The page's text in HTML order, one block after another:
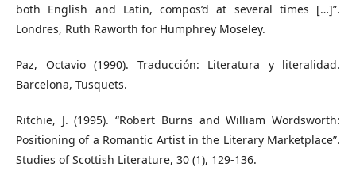
both English and Latin, compos’d at several times […]”.
Londres, Ruth Raworth for Humphrey Moseley.
Paz, Octavio (1990). Traducción: Literatura y literalidad.
Barcelona, Tusquets.
Ritchie, J. (1995). “Robert Burns and William Wordsworth:
Positioning of a Romantic Artist in the Literary Marketplace”.
Studies of Scottish Literature, 30 (1), 129-136.